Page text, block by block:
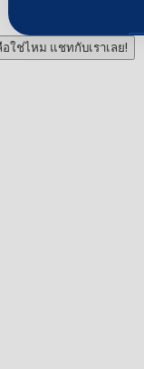
ใช่ไหม แชทกับเราเลย!